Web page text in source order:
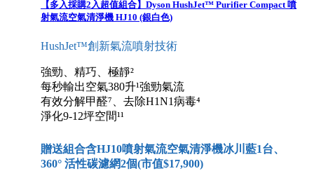
【多入採購2入超值組合】Dyson HushJet™ Purifier Compact 噴
射氣流空氣清淨機 HJ10 (銀白色)
HushJet™創新氣流噴射技術
強勁、精巧、極靜²
每秒輸出空氣380升¹強勁氣流
有效分解甲醛⁷、去除H1N1病毒⁴
淨化9-12坪空間¹¹
贈送組合含HJ10噴射氣流空氣清淨機冰川藍1台、
360° 活性碳濾網2個(市值$17,900)